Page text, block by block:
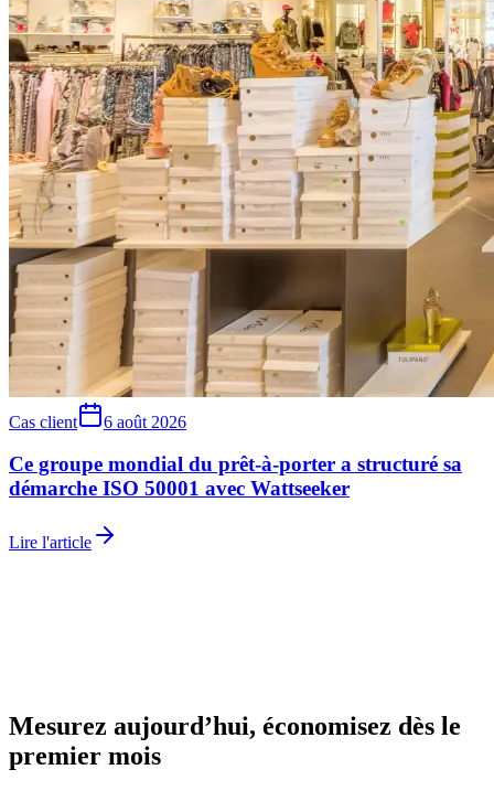
Cas client 6 août 2026
Ce groupe mondial du prêt-à-porter a structuré sa
démarche ISO 50001 avec Wattseeker
Lire l'article
Mesurez aujourd’hui, économisez dès le
premier mois